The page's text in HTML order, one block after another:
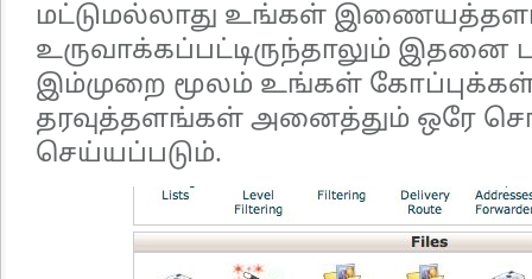
மட்டுமல்லாது உங்கள்
உருவாக்கப்பட்டிருந்தாலும் இதனை
இம்முறை மூலம் உங்கள் கோப்புக்கள்
தரவுத்தளங்கள் அனைத்தும் ஒரே
செய்யப்படும்.